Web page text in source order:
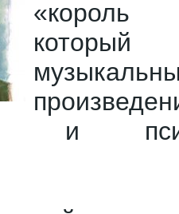
«король
и